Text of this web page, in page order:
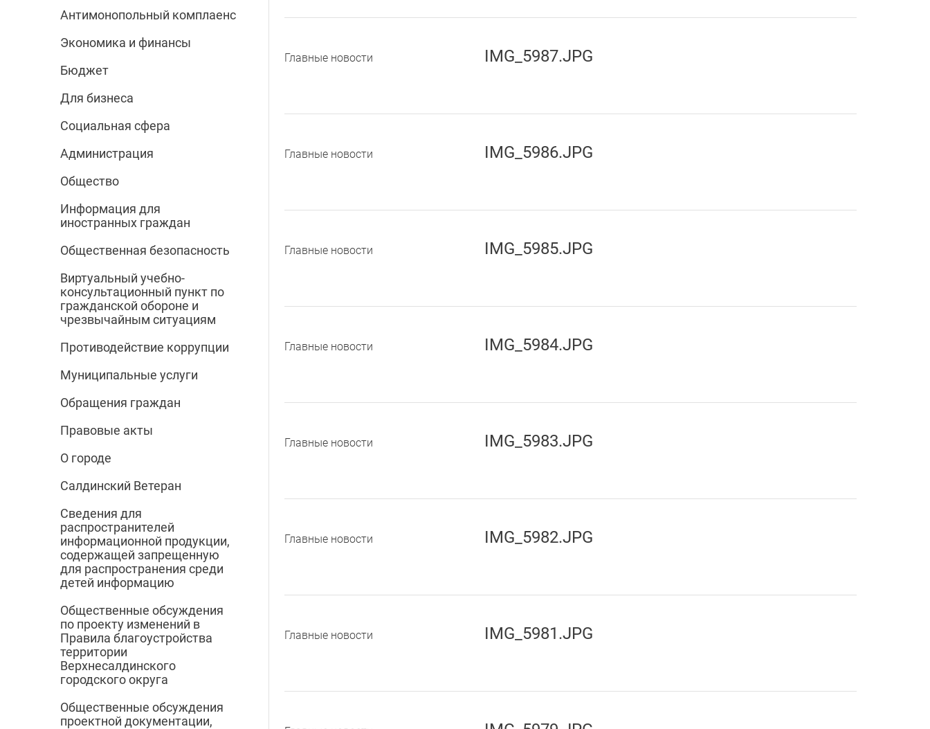
Антимонопольный комплаенс
Экономика и финансы
Бюджет
Для бизнеса
Социальная сфера
Администрация
Общество
Информация для
иностранных граждан
Общественная безопасность
Виртуальный учебно-
консультационный пункт по
гражданской обороне и
чрезвычайным ситуациям
Противодействие коррупции
Муниципальные услуги
Обращения граждан
Правовые акты
О городе
Салдинский Ветеран
Сведения для
распространителей
информационной продукции,
содержащей запрещенную
для распространения среди
детей информацию
Общественные обсуждения
по проекту изменений в
Правила благоустройства
территории
Верхнесалдинского
городского округа
Общественные обсуждения
проектной документации,
Главные новости IMG_5987.JPG
Главные новости IMG_5986.JPG
Главные новости IMG_5985.JPG
Главные новости IMG_5984.JPG
Главные новости IMG_5983.JPG
Главные новости IMG_5982.JPG
Главные новости IMG_5981.JPG